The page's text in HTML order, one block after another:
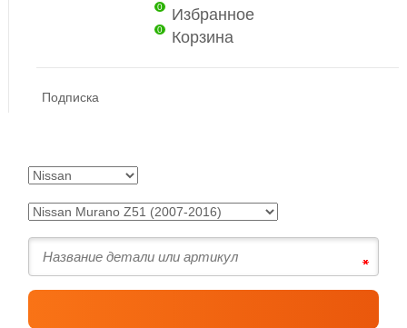
0 Избранное
0 Корзина
Подписка